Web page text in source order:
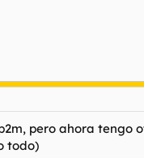
pero ahora
todo)